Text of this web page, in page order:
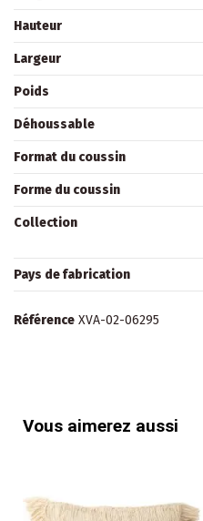
Hauteur
Largeur
Poids
Déhoussable
Format du coussin
Forme du coussin
Collection
Pays de fabrication
Référence XVA-02-06295
Vous aimerez aussi